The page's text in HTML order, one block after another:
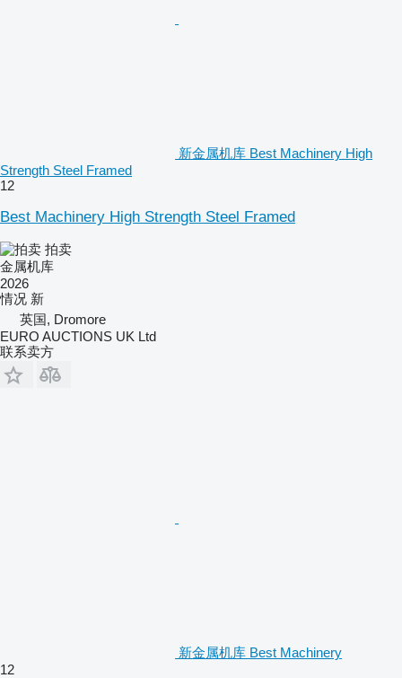
新金属机库 Best Machinery High
Strength Steel Framed
12
Best Machinery High Strength Steel Framed
拍卖
金属机库
2026
情况 新
英国, Dromore
EURO AUCTIONS UK Ltd
联系卖方
新金属机库 Best Machinery
12